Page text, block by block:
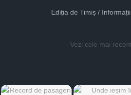
Ediția de Timiș /
Vezi cele mai